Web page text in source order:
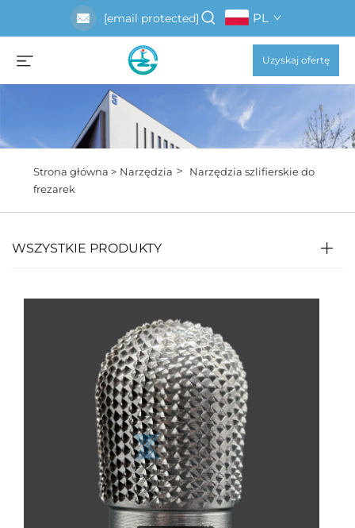
[email protected] PL
Uzyskaj ofertę
Strona główna > Narzędzia >
Narzędzia szlifierskie do
frezarek
WSZYSTKIE PRODUKTY